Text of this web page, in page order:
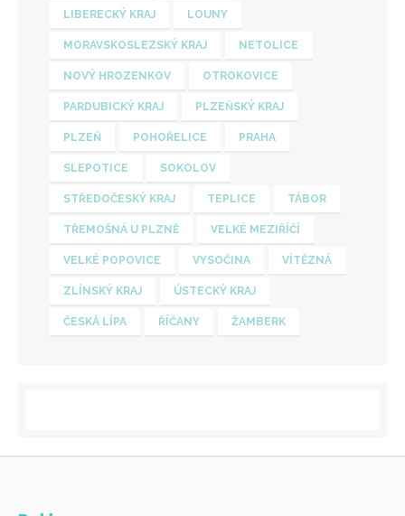
LIBERECKÝ KRAJ LOUNY
MORAVSKOSLEZSKÝ KRAJ NETOLICE
NOVÝ HROZENKOV OTROKOVICE
PARDUBICKÝ KRAJ PLZEŇSKÝ KRAJ
PLZEŇ POHOŘELICE PRAHA
SLEPOTICE SOKOLOV
STŘEDOČESKÝ KRAJ TEPLICE TÁBOR
TŘEMOŠNÁ U PLZNĚ VELKÉ MEZIŘÍČÍ
VELKÉ POPOVICE VYSOČINA VÍTĚZNÁ
ZLÍNSKÝ KRAJ ÚSTECKÝ KRAJ
ČESKÁ LÍPA ŘÍČANY ŽAMBERK